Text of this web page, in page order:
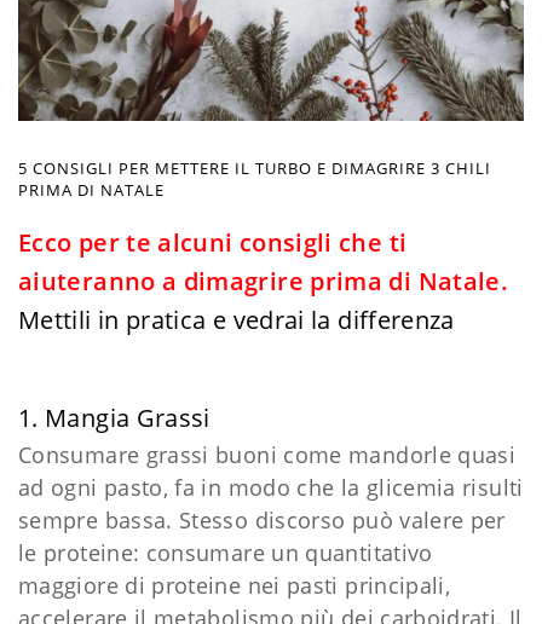
5 CONSIGLI PER METTERE IL TURBO E DIMAGRIRE 3 CHILI
PRIMA DI NATALE
Ecco per te alcuni consigli che ti
aiuteranno a dimagrire prima di Natale.
Mettili in pratica e vedrai la differenza
1. Mangia Grassi
Consumare grassi buoni come mandorle quasi
ad ogni pasto, fa in modo che la glicemia risulti
sempre bassa. Stesso discorso può valere per
le proteine: consumare un quantitativo
maggiore di proteine nei pasti principali,